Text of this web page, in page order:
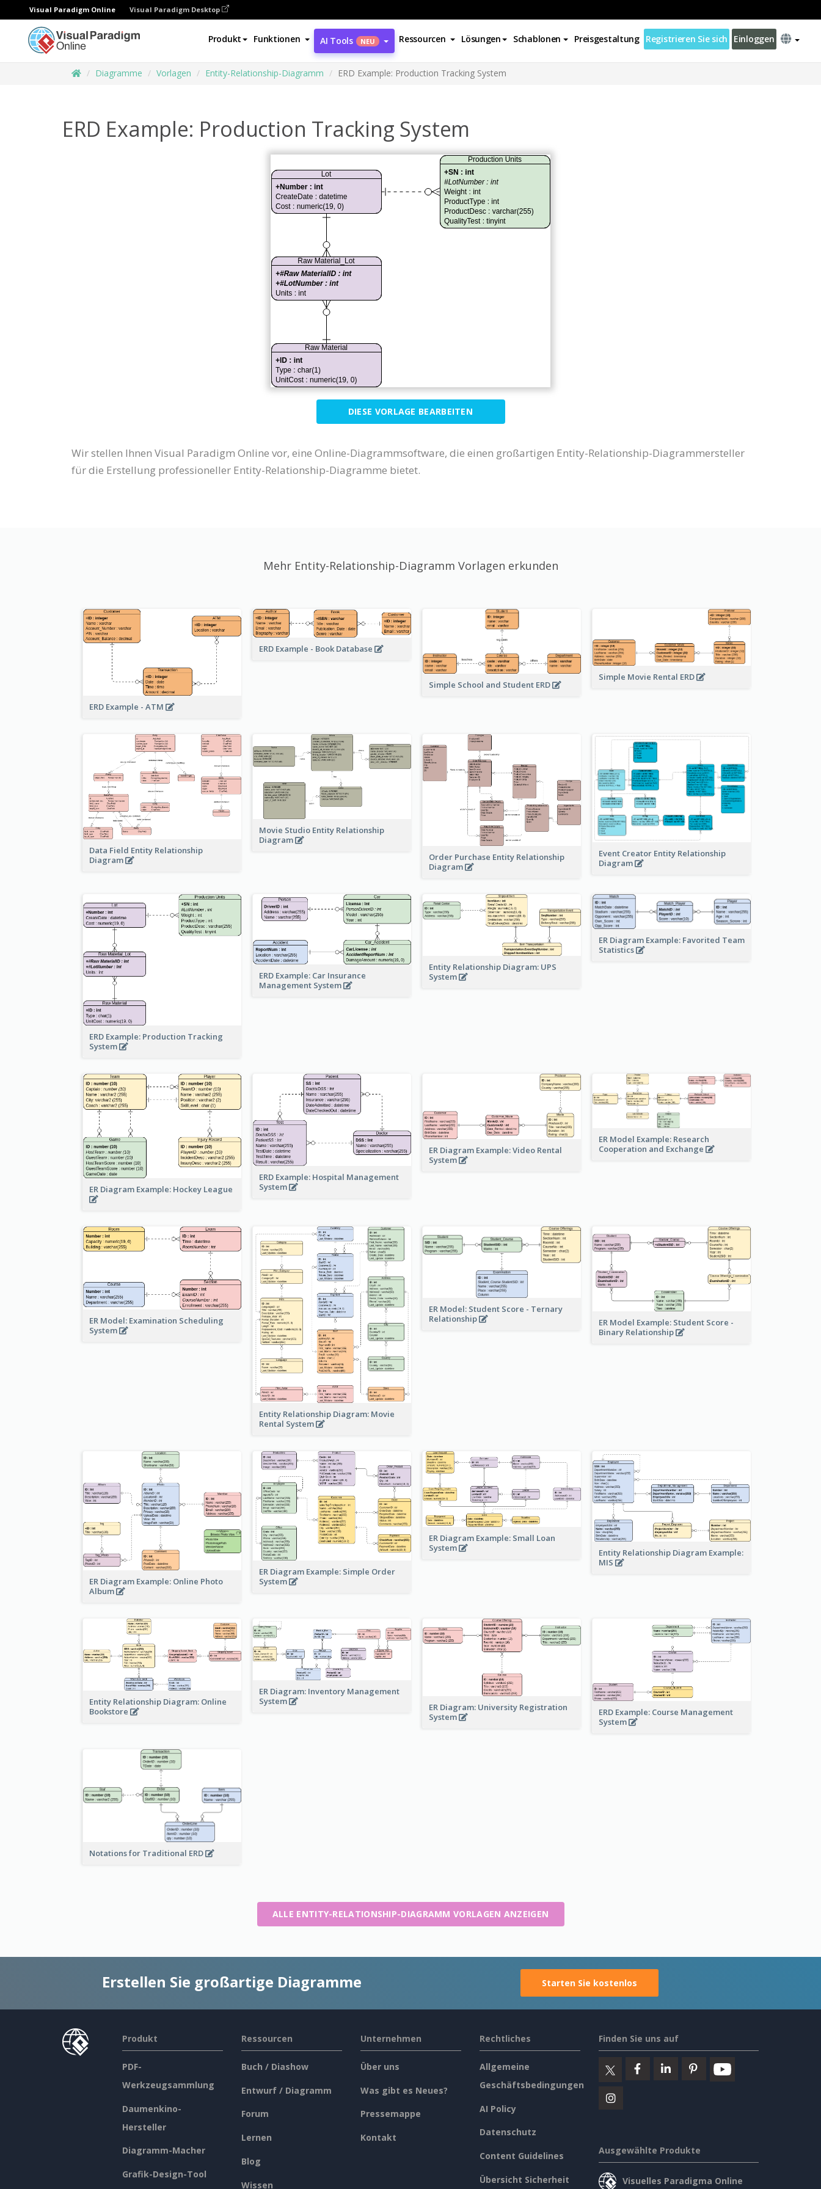
Visual Paradigm Online Visual Paradigm Desktop
Produkt Funktionen AI Tools NEU Ressourcen Lösungen Schablonen Preisgestaltung Registrieren Sie sich Einloggen
Diagramme Vorlagen Entity-Relationship-Diagramm ERD Example: Production Tracking System
ERD Example: Production Tracking System
DIESE VORLAGE BEARBEITEN
Wir stellen Ihnen Visual Paradigm Online vor, eine Online-Diagrammsoftware, die einen großartigen Entity-Relationship-Diagrammersteller
für die Erstellung professioneller Entity-Relationship-Diagramme bietet.
Mehr Entity-Relationship-Diagramm Vorlagen erkunden
ERD Example - ATM
ERD Example - Book Database
Simple School and Student ERD
Simple Movie Rental ERD
Data Field Entity Relationship
Diagram
Movie Studio Entity Relationship
Diagram
Order Purchase Entity Relationship
Diagram
Event Creator Entity Relationship
Diagram
ERD Example: Production Tracking
System
ERD Example: Car Insurance
Management System
Entity Relationship Diagram: UPS
System
ER Diagram Example: Favorited Team
Statistics
ER Diagram Example: Hockey League
ERD Example: Hospital Management
System
ER Diagram Example: Video Rental
System
ER Model Example: Research
Cooperation and Exchange
ER Model: Examination Scheduling
System
Entity Relationship Diagram: Movie
Rental System
ER Model: Student Score - Ternary
Relationship
ER Model Example: Student Score -
Binary Relationship
ER Diagram Example: Online Photo
Album
ER Diagram Example: Simple Order
System
ER Diagram Example: Small Loan
System
Entity Relationship Diagram Example:
MIS
Entity Relationship Diagram: Online
Bookstore
ER Diagram: Inventory Management
System
ER Diagram: University Registration
System
ERD Example: Course Management
System
Notations for Traditional ERD
ALLE ENTITY-RELATIONSHIP-DIAGRAMM VORLAGEN ANZEIGEN
Erstellen Sie großartige Diagramme Starten Sie kostenlos
Produkt
PDF-
Werkzeugsammlung
Daumenkino-
Hersteller
Diagramm-Macher
Grafik-Design-Tool
Ressourcen
Buch / Diashow
Entwurf / Diagramm
Forum
Lernen
Blog
Wissen
Unternehmen
Über uns
Was gibt es Neues?
Pressemappe
Kontakt
Rechtliches
Allgemeine
Geschäftsbedingungen
AI Policy
Datenschutz
Content Guidelines
Übersicht Sicherheit
Finden Sie uns auf
Ausgewählte Produkte
Visuelles Paradigma Online